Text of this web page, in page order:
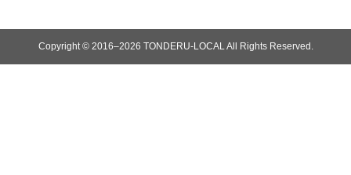
Copyright © 2016–2026 TONDERU-LOCAL All Rights Reserved.